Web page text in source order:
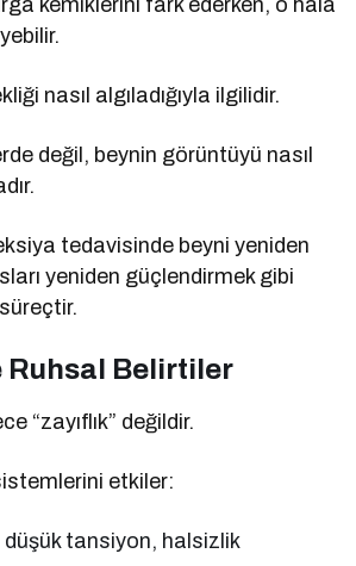
kemiklerini fark ederken, o hâlâ
nasıl algıladığıyla ilgilidir.
değil, beynin görüntüyü nasıl
tedavisinde beyni yeniden
yeniden güçlendirmek gibi
Ruhsal Belirtiler
“zayıflık” değildir.
etkiler:
düşük tansiyon, halsizlik